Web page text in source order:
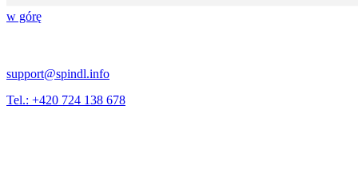
w górę
support@spindl.info
Tel.: +420 724 138 678